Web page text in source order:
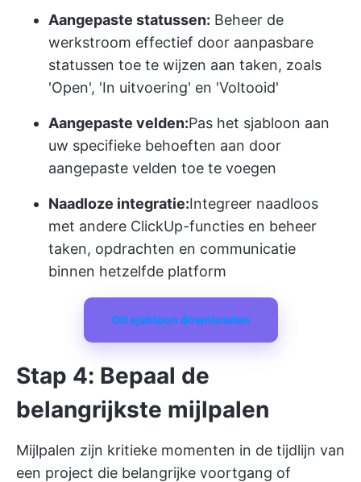
Aangepaste statussen: Beheer de
werkstroom effectief door aanpasbare
statussen toe te wijzen aan taken, zoals
'Open', 'In uitvoering' en 'Voltooid'
Aangepaste velden:Pas het sjabloon aan
uw specifieke behoeften aan door
aangepaste velden toe te voegen
Naadloze integratie:Integreer naadloos
met andere ClickUp-functies en beheer
taken, opdrachten en communicatie
binnen hetzelfde platform
Dit sjabloon downloaden
Stap 4: Bepaal de
belangrijkste mijlpalen
Mijlpalen zijn kritieke momenten in de tijdlijn van
een project die belangrijke voortgang of